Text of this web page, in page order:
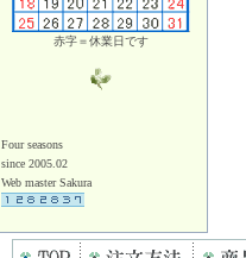
赤字＝休業日です
Four seasons
since 2005.02
Web master Sakura